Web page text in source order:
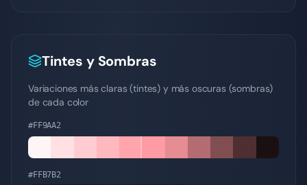
Tintes y Sombras
Variaciones más claras (tintes) y más oscuras (sombras)
de cada color
#FF9AA2
#FFB7B2